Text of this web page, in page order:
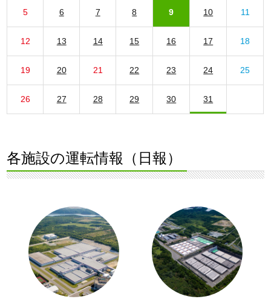
5 6 7 8 9 10 11
12 13 14 15 16 17 18
19 20 21 22 23 24 25
26 27 28 29 30 31
各施設の運転情報（日報）